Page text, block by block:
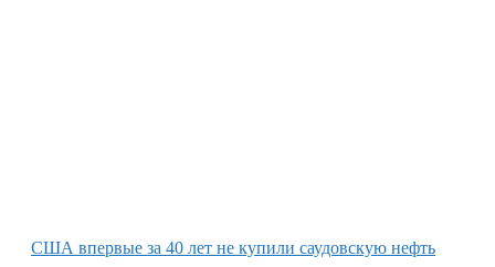
США впервые за 40 лет не купили саудовскую нефть